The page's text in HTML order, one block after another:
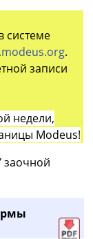
системе
.
записи
недели,
Modeus!